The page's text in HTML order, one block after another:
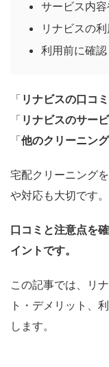
サービス内
リナビスの
利用前に確
「 リナビスの口コ
「 リナビスのサー
「他のクリーニン
宅配クリーニング
や対応も大切です。
口コミと注意点を
イントです。
この記事では、リ
ト・デメリット、
します。